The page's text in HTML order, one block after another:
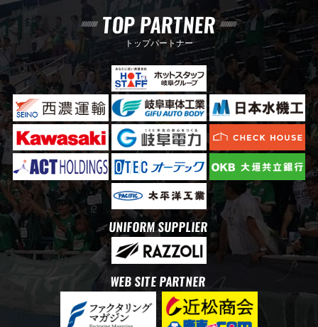
TOP PARTNER
トップパートナー
UNIFORM SUPPLIER
WEB SITE PARTNER